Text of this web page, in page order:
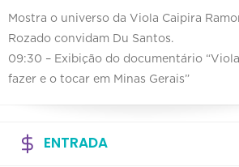
Mostra o universo da Viola Caipira
Rozado convidam Du Santos.
09:30 – Exibição do documentário
fazer e o tocar em Minas Gerais”
ENTRADA